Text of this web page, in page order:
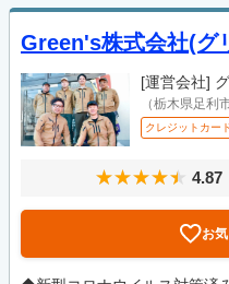
Green's株式会社(グ
[運営会社]
（栃木県足利
クレジットカー
4.87
お